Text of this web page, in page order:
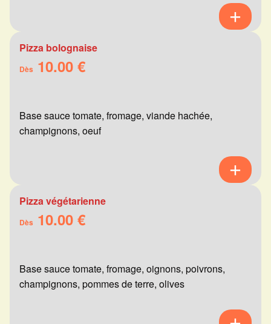
Pizza bolognaise
Dès 10.00 €
Base sauce tomate, fromage, viande hachée,
champignons, oeuf
Pizza végétarienne
Dès 10.00 €
Base sauce tomate, fromage, oignons, poivrons,
champignons, pommes de terre, olives